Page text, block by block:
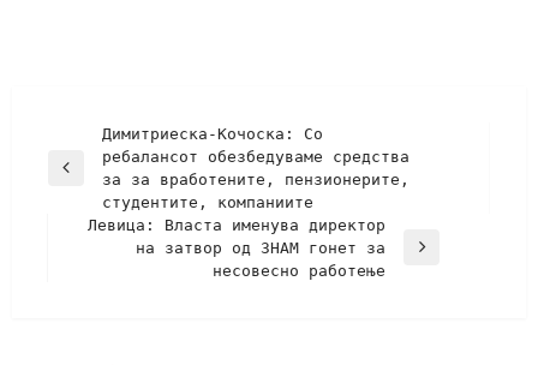
Димитриеска-Кочоска: Со
ребалансот обезбедуваме средства
за за вработените, пензионерите,
студентите, компаниите
Левица: Власта именува директор
на затвор од ЗНАМ гонет за
несовесно работење